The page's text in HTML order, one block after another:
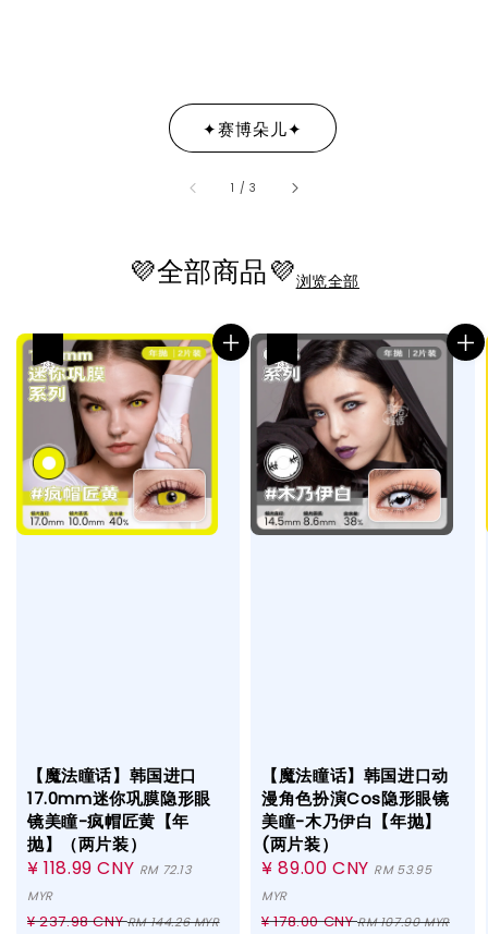
✦赛博朵儿✦
1 /accessibility.of
3
💜全部商品💜浏览全部
【魔法瞳话】韩国进口
17.0mm迷你巩膜隐形眼
镜美瞳-疯帽匠黄【年
抛】（两片装）
Sale
price
¥ 118.99 CNY RM 72.13
MYR
Regular
¥ 237.98 CNYRM 144.26 MYR
【魔法瞳话】韩国进口动
漫角色扮演Cos隐形眼镜
美瞳-木乃伊白【年抛】
(两片装）
Sale
price
¥ 89.00 CNY RM 53.95
MYR
Regular
¥ 178.00 CNYRM 107.90 MYR